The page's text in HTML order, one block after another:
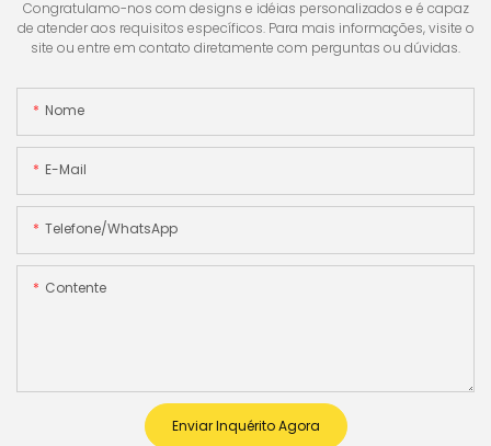
Congratulamo-nos com designs e idéias personalizados e é capaz
de atender aos requisitos específicos. Para mais informações, visite o
site ou entre em contato diretamente com perguntas ou dúvidas.
Nome
E-Mail
Telefone/WhatsApp
Contente
Enviar Inquérito Agora